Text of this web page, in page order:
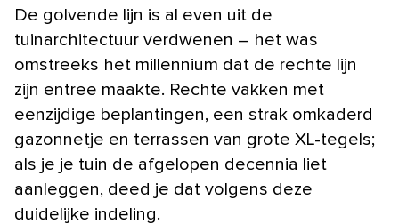
De golvende lijn is al even uit de
tuinarchitectuur verdwenen – het was
omstreeks het millennium dat de rechte lijn
zijn entree maakte. Rechte vakken met
eenzijdige beplantingen, een strak omkaderd
gazonnetje en terrassen van grote XL-tegels;
als je je tuin de afgelopen decennia liet
aanleggen, deed je dat volgens deze
duidelijke indeling.